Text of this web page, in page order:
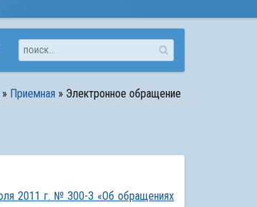
» Приемная » Электронное обращение
2011 г. № 300-З «Об обращениях